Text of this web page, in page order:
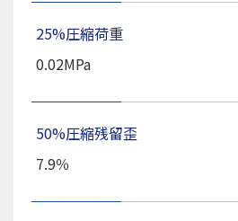
25%圧縮荷重
0.02MPa
50%圧縮残留歪
7.9％